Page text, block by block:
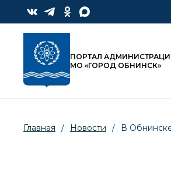
ПОРТАЛ
МО «ГОРОД ОБНИНСК»
Главная / Новости / В